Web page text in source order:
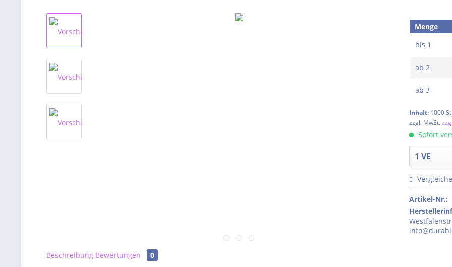
Menge
bis 1
ab2
ab3
Inhalt: 1000
zzgl. MwSt.
Sofort
Artikel-Nr.:
Beschreibung Bewertungen 0